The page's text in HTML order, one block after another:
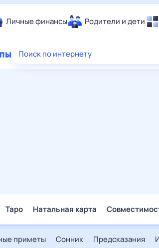
Личные финансы Родители и дети
Еда
Поиск по интернету
Таро Натальная карта
приметы Сонник Предсказания